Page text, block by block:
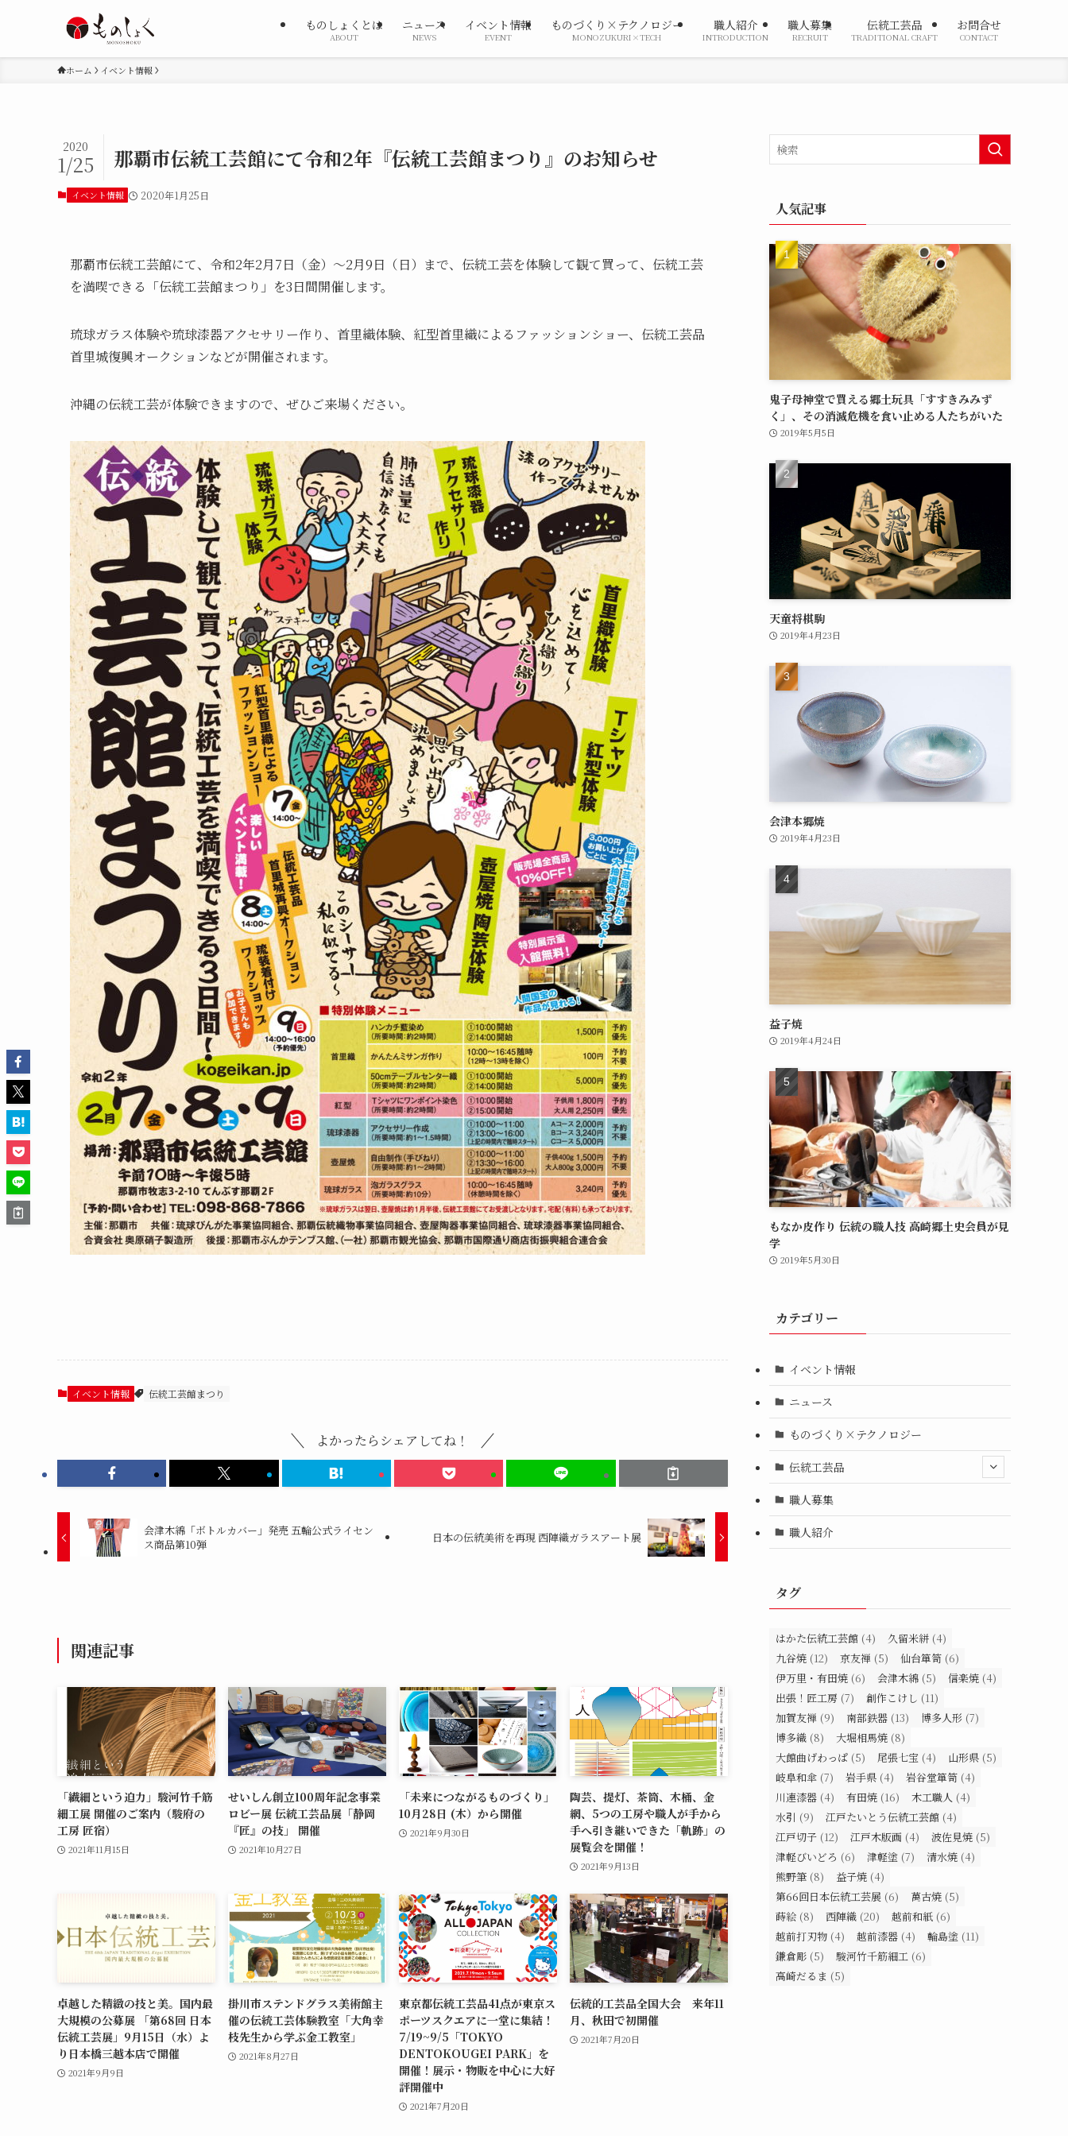
ものしょくとは
ABOUT
ニュース
NEWS
イベント情報
EVENT
ものづくり×テクノロジー
MONOZUKURI×TECH
職人紹介
INTRODUCTION
職人募集
RECRUIT
伝統工芸品
TRADITIONAL CRAFT
お問合せ
CONTACT
ホーム イベント情報
那覇市伝統工芸館にて令和2年『伝統工芸館まつり』のお知らせ
2020
1/25
イベント情報 2020年1月25日
那覇市伝統工芸館にて、令和2年2月7日（金）～2月9日（日）まで、伝統工芸を体験して観て買って、伝統工芸
を満喫できる「伝統工芸館まつり」を3日間開催します。
琉球ガラス体験や琉球漆器アクセサリー作り、首里織体験、紅型首里織によるファッションショー、伝統工芸品
首里城復興オークションなどが開催されます。
沖縄の伝統工芸が体験できますので、ぜひご来場ください。
イベント情報 伝統工芸館まつり
よかったらシェアしてね！
会津木綿「ボトルカバー」発売 五輪公式ライセン
ス商品第10弾
日本の伝統美術を再現 西陣織ガラスアート展
関連記事
「繊細という迫力」駿河竹千筋
細工展 開催のご案内（駿府の
工房 匠宿）
2021年11月15日
せいしん創立100周年記念事業
ロビー展 伝統工芸品展「静岡
『匠』の技」 開催
2021年10月27日
「未来につながるものづくり」
10月28日 (木）から開催
2021年9月30日
陶芸、提灯、茶筒、木桶、金
網、5つの工房や職人が手から
手へ引き継いできた「軌跡」の
展覧会を開催！
2021年9月13日
卓越した精緻の技と美。国内最
大規模の公募展 「第68回 日本
伝統工芸展」9月15日（水）よ
り日本橋三越本店で開催
2021年9月9日
掛川市ステンドグラス美術館主
催の伝統工芸体験教室「大角幸
枝先生から学ぶ金工教室」
2021年8月27日
東京都伝統工芸品41点が東京ス
ポーツスクエアに一堂に集結！
7/19~9/5「TOKYO
DENTOKOUGEI PARK」を
開催！展示・物販を中心に大好
評開催中
2021年7月20日
伝統的工芸品全国大会 来年11
月、秋田で初開催
2021年7月20日
人気記事
鬼子母神堂で買える郷土玩具「すすきみみず
く」、その消滅危機を食い止める人たちがいた
2019年5月5日
天童将棋駒
2019年4月23日
会津本郷焼
2019年4月23日
益子焼
2019年4月24日
もなか皮作り 伝統の職人技 高崎郷土史会員が見
学
2019年5月30日
カテゴリー
イベント情報
ニュース
ものづくり×テクノロジー
伝統工芸品
職人募集
職人紹介
タグ
はかた伝統工芸館 (4) 久留米絣 (4)
九谷焼 (12) 京友禅 (5) 仙台箪笥 (6)
伊万里・有田焼 (6) 会津木綿 (5) 信楽焼 (4)
出張！匠工房 (7) 創作こけし (11)
加賀友禅 (9) 南部鉄器 (13) 博多人形 (7)
博多織 (8) 大堀相馬焼 (8)
大館曲げわっぱ (5) 尾張七宝 (4) 山形県 (5)
岐阜和傘 (7) 岩手県 (4) 岩谷堂箪笥 (4)
川連漆器 (4) 有田焼 (16) 木工職人 (4)
水引 (9) 江戸たいとう伝統工芸館 (4)
江戸切子 (12) 江戸木版画 (4) 波佐見焼 (5)
津軽びいどろ (6) 津軽塗 (7) 清水焼 (4)
熊野筆 (8) 益子焼 (4)
第66回日本伝統工芸展 (6) 萬古焼 (5)
蒔絵 (8) 西陣織 (20) 越前和紙 (6)
越前打刃物 (4) 越前漆器 (4) 輪島塗 (11)
鎌倉彫 (5) 駿河竹千筋細工 (6)
高崎だるま (5)